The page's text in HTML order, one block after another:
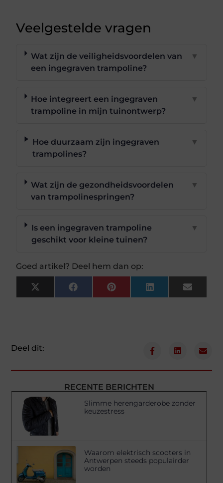
Veelgestelde vragen
Wat zijn de veiligheidsvoordelen van
een ingegraven trampoline?
▼
Hoe integreert een ingegraven
trampoline in mijn tuinontwerp?
▼
Hoe duurzaam zijn ingegraven
trampolines?
▼
Wat zijn de gezondheidsvoordelen
van trampolinespringen?
▼
Is een ingegraven trampoline
geschikt voor kleine tuinen?
▼
Goed artikel? Deel hem dan op:
X
(Twitter)
FacebookPinterestLinkedInEmail
Deel dit:
RECENTE BERICHTEN
Slimme herengarderobe zonder
keuzestress
Waarom elektrisch scooters in
Antwerpen steeds populairder
worden